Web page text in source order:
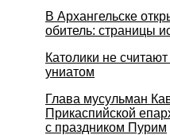
В Архангельске
обитель: страницы
Католики не
униатом
Глава мусульман
Прикаспийской
с праздником Пурим